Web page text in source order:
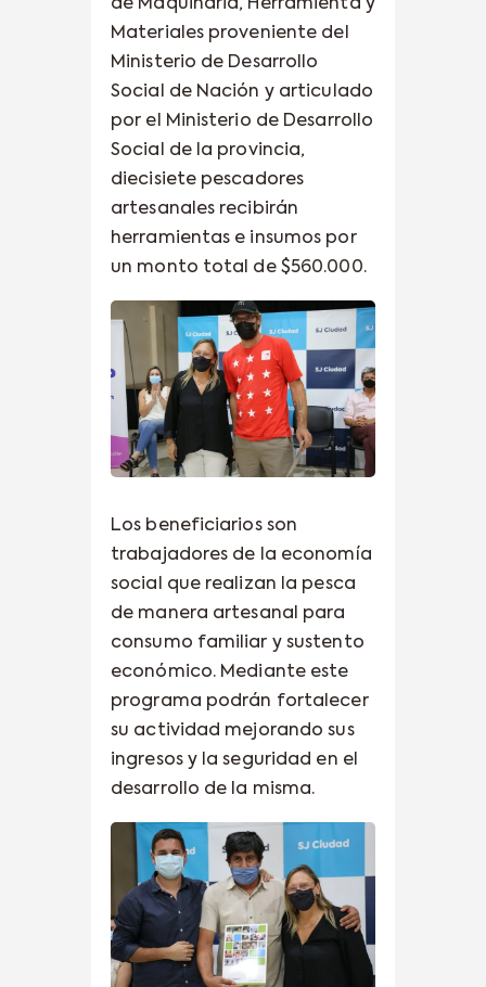
de Maquinaria, Herramienta y
Materiales proveniente del
Ministerio de Desarrollo
Social de Nación y articulado
por el Ministerio de Desarrollo
Social de la provincia,
diecisiete pescadores
artesanales recibirán
herramientas e insumos por
un monto total de $560.000.
Los beneficiarios son
trabajadores de la economía
social que realizan la pesca
de manera artesanal para
consumo familiar y sustento
económico. Mediante este
programa podrán fortalecer
su actividad mejorando sus
ingresos y la seguridad en el
desarrollo de la misma.